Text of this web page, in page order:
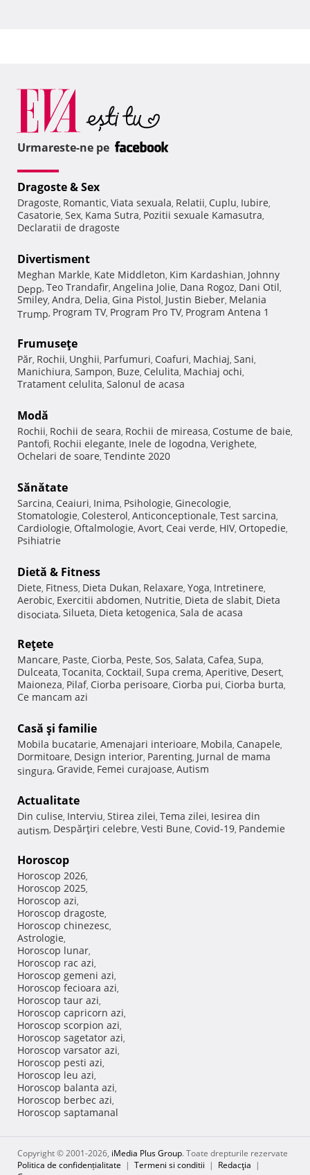
Urmareste-ne pe
Dragoste & Sex
Dragoste, Romantic, Viata sexuala, Relatii, Cuplu, Iubire,
Casatorie, Sex, Kama Sutra, Pozitii sexuale Kamasutra,
Declaratii de dragoste
Divertisment
Meghan Markle, Kate Middleton, Kim Kardashian, Johnny
Depp, Teo Trandafir, Angelina Jolie, Dana Rogoz, Dani Otil,
Smiley, Andra, Delia, Gina Pistol, Justin Bieber, Melania
Trump, Program TV, Program Pro TV, Program Antena 1
Frumuseţe
Păr, Rochii, Unghii, Parfumuri, Coafuri, Machiaj, Sani,
Manichiura, Sampon, Buze, Celulita, Machiaj ochi,
Tratament celulita, Salonul de acasa
Modă
Rochii, Rochii de seara, Rochii de mireasa, Costume de baie,
Pantofi, Rochii elegante, Inele de logodna, Verighete,
Ochelari de soare, Tendinte 2020
Sănătate
Sarcina, Ceaiuri, Inima, Psihologie, Ginecologie,
Stomatologie, Colesterol, Anticonceptionale, Test sarcina,
Cardiologie, Oftalmologie, Avort, Ceai verde, HIV, Ortopedie,
Psihiatrie
Dietă & Fitness
Diete, Fitness, Dieta Dukan, Relaxare, Yoga, Intretinere,
Aerobic, Exercitii abdomen, Nutritie, Dieta de slabit, Dieta
disociata, Silueta, Dieta ketogenica, Sala de acasa
Reţete
Mancare, Paste, Ciorba, Peste, Sos, Salata, Cafea, Supa,
Dulceata, Tocanita, Cocktail, Supa crema, Aperitive, Desert,
Maioneza, Pilaf, Ciorba perisoare, Ciorba pui, Ciorba burta,
Ce mancam azi
Casă şi familie
Mobila bucatarie, Amenajari interioare, Mobila, Canapele,
Dormitoare, Design interior, Parenting, Jurnal de mama
singura, Gravide, Femei curajoase, Autism
Actualitate
Din culise, Interviu, Stirea zilei, Tema zilei, Iesirea din
autism, Despărţiri celebre, Vesti Bune, Covid-19, Pandemie
Horoscop
Horoscop 2026,
Horoscop 2025,
Horoscop azi,
Horoscop dragoste,
Horoscop chinezesc,
Astrologie,
Horoscop lunar,
Horoscop rac azi,
Horoscop gemeni azi,
Horoscop fecioara azi,
Horoscop taur azi,
Horoscop capricorn azi,
Horoscop scorpion azi,
Horoscop sagetator azi,
Horoscop varsator azi,
Horoscop pesti azi,
Horoscop leu azi,
Horoscop balanta azi,
Horoscop berbec azi,
Horoscop saptamanal
Copyright © 2001-2026, iMedia Plus Group. Toate drepturile rezervate
Politica de confidențialitate | Termeni si conditii | Redacţia |